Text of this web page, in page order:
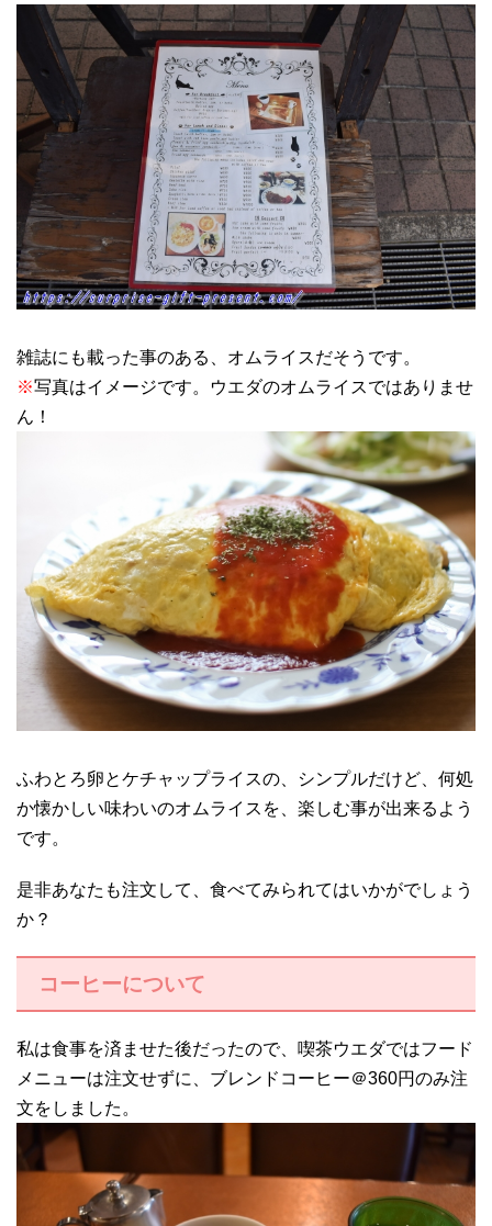
雑誌にも載った事のある、オムライスだそうです。
※写真はイメージです。ウエダのオムライスではありませ
ん！
ふわとろ卵とケチャップライスの、シンプルだけど、何処
か懐かしい味わいのオムライスを、楽しむ事が出来るよう
です。
是非あなたも注文して、食べてみられてはいかがでしょう
か？
コーヒーについて
私は食事を済ませた後だったので、喫茶ウエダではフード
メニューは注文せずに、ブレンドコーヒー＠360円のみ注
文をしました。